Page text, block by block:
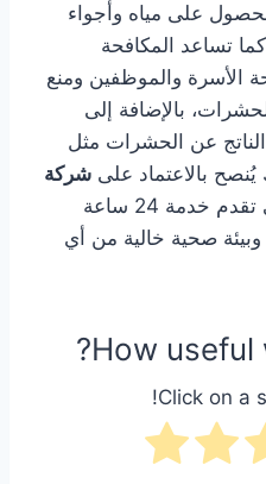
على مياه وأجواء
تساعد المكافحة
الأسرة والموظفين ومنع
بالإضافة إلى
عن الحشرات مثل
يُنصح بالاعتماد على شركة
التي تقدم خدمة 24 ساعة
صحية خالية من أي
How useful
Click on a